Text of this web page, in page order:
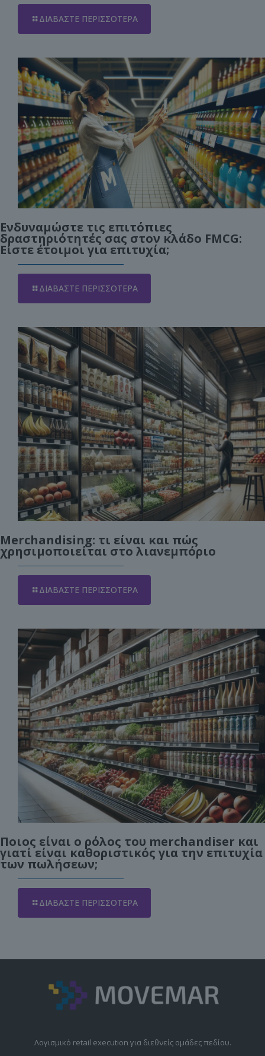
ΔΙΑΒΆΣΤΕ ΠΕΡΙΣΣΌΤΕΡΑ
Ενδυναμώστε τις επιτόπιες
δραστηριότητές σας στον κλάδο FMCG:
Είστε έτοιμοι για επιτυχία;
ΔΙΑΒΆΣΤΕ ΠΕΡΙΣΣΌΤΕΡΑ
Merchandising: τι είναι και πώς
χρησιμοποιείται στο λιανεμπόριο
ΔΙΑΒΆΣΤΕ ΠΕΡΙΣΣΌΤΕΡΑ
Ποιος είναι ο ρόλος του merchandiser και
γιατί είναι καθοριστικός για την επιτυχία
των πωλήσεων;
ΔΙΑΒΆΣΤΕ ΠΕΡΙΣΣΌΤΕΡΑ
Λογισμικό retail execution για διεθνείς ομάδες πεδίου.